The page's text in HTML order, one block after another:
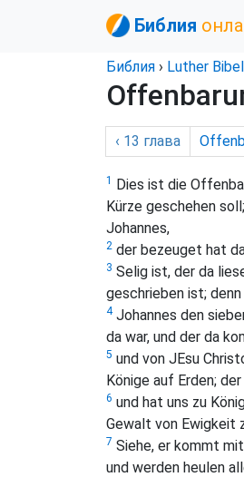
Библия
Библия › Luther
‹ 13 глава
1 Dies ist die
Kürze geschehen
Johannes,
2 der bezeuget hat
3 Selig ist, der da
geschrieben ist;
4Johannes den
da war, und der da
5 und von JEsu
Könige auf Erden;
6 und hat uns zu
Gewalt von Ewigkeit
7 Siehe, er kommt
und werden heulen